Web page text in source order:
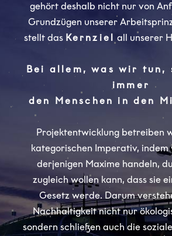
gehört deshalb nicht nur von
Grundzügen unserer
stellt das Kernziel all unserer
Bei allem, was wir tun,
immer
den Menschen in den
Projektentwicklung betreiben
kategorischen Imperativ, indem
derjenigen Maxime handeln,
zugleich wollen kann, dass sie
Gesetz werde. Darum
Nachhaltigkeit nicht nur
sondern schließen auch die